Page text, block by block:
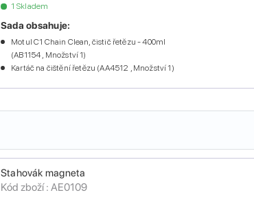
1 Skladem
Sada obsahuje:
Motul C1 Chain Clean, čistič řetězu - 400ml
(AB1154 , Množství 1)
Kartáč na čištění řetězu (AA4512 , Množství 1)
Stahovák magneta
Kód zboží : AE0109